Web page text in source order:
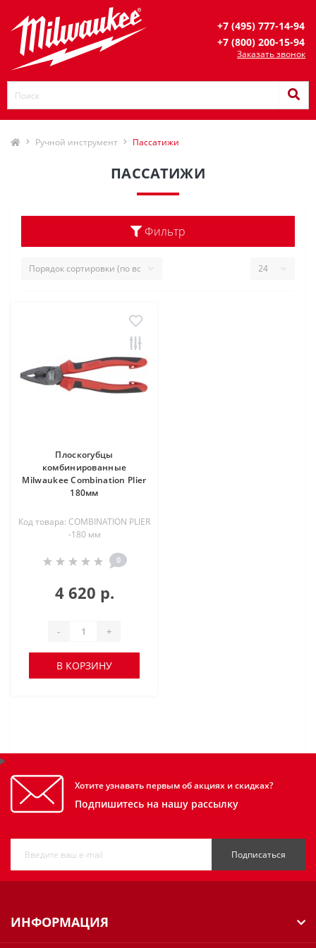
+7 (495) 777-14-94
+7 (800) 200-15-94
Заказать звонок
Ручной инструмент Пассатижи
ПАССАТИЖИ
Фильтр
Плоскогубцы
комбинированные
Milwaukee Combination Plier
180мм
Код товара: COMBINATION PLIER
-180 мм
0
4 620 р.
- +
В КОРЗИНУ
Хотите узнавать первым об акциях и скидках?
Подпишитесь на нашу рассылку
Подписаться
ИНФОРМАЦИЯ